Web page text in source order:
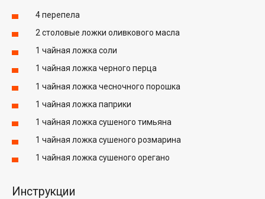
4 перепела
2 столовые ложки оливкового масла
1 чайная ложка соли
1 чайная ложка черного перца
1 чайная ложка чесночного порошка
1 чайная ложка паприки
1 чайная ложка сушеного тимьяна
1 чайная ложка сушеного розмарина
1 чайная ложка сушеного орегано
Инструкции